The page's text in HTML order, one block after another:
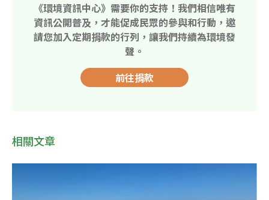
《環境資訊中心》需要你的支持！我們相信唯有
資訊公開普及，才能促成民眾的參與和行動，邀
請您加入定期捐款的行列，讓我們持續為環境發
聲。
前往捐款
相關文章